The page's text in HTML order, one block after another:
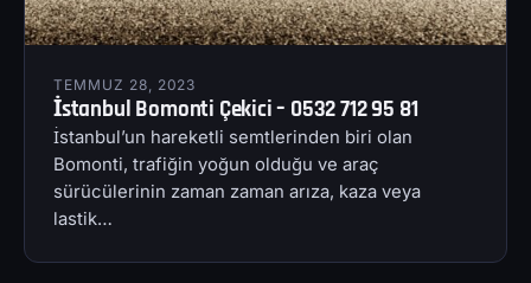
TEMMUZ 28, 2023
İstanbul Bomonti Çekici – 0532 712 95 81
İstanbul’un hareketli semtlerinden biri olan
Bomonti, trafiğin yoğun olduğu ve araç
sürücülerinin zaman zaman arıza, kaza veya
lastik…